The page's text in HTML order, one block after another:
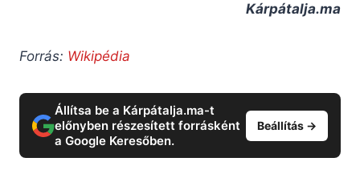
Kárpátalja.ma
Forrás: Wikipédia
Állítsa be a Kárpátalja.ma-t
előnyben részesített forrásként
a Google Keresőben.
Beállítás →